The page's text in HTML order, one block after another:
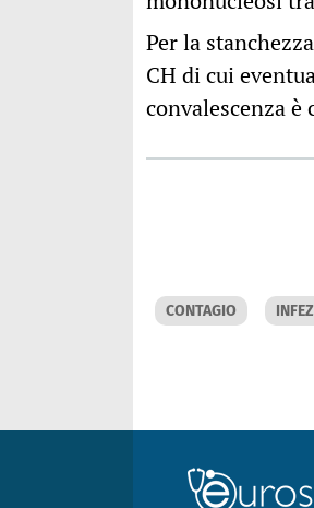
Per la
CH di cui
convalescenza è
CONTAGIO